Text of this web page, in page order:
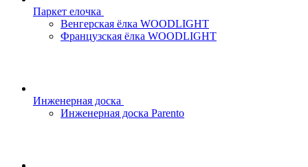
Паркет елочка
Венгерская ёлка WOODLIGHT
Французская ёлка WOODLIGHT
Инженерная доска
Инженерная доска Parento